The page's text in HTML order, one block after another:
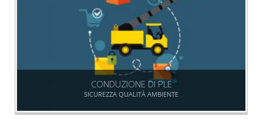
CONDUZIONE DI PLE
SICUREZZA QUALITÀ AMBIENTE